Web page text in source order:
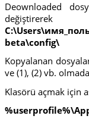
Deownloaded
beta\config\
Kopyalanan
ve (1), (2) vb.
Klasörü açmak için